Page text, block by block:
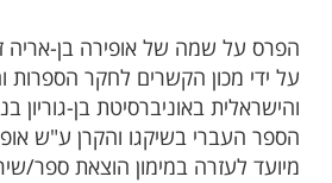
​הפרס על שמה של אופירה בן-אריה
על ידי מכון הקשרים לחקר הספרות
והישראלית באוניברסיטת בן-גוריון
הספר העברי בשיקגו והקרן ע"ש
מיועד לעזרה במימון הוצאת ספר/